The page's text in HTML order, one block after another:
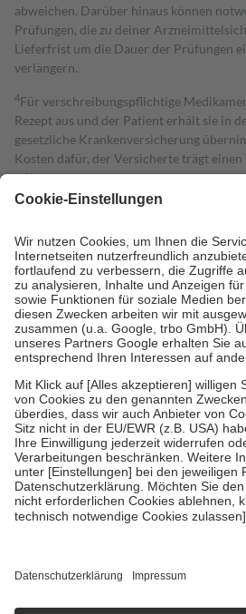
abweichen. Darüber hinaus können
Prüfungen, die zu deiner
Lieferfrist um die Dauer der Prüfungen
verlängern.
4Für verschreibungspflichtige
Rezept aus und der Patient erhält sie in
gesetzliche Krankenversicherung
Kosten dafür, der Versicherte trägt einen
mit.
Grundsätzlich leisten Mitglieder
höchstens zehn Euro.
Es sind jedoch nie
Kosten der Leistung zu entrichten.
Diese Regeln gelten grundsätzlich auch
Bei Heilmitteln und häuslicher
Zuzahlung zehn Prozent der Kosten
Verordnung.
Um das Engagement der Versicherten für
stärken und die besondere Stellung der
fallenkeine Zuzahlungenan bei:
• Kindern und Jugendlichen bis zum
mit Ausnahme der Fahrkosten
• Untersuchungen zur Vorsorge und
GKV getragen werden
• empfohlenen Schutzimpfungen
• Harn- und Blutteststreifen
getroffen, um sicherzustellen, dass es
https://help.etrusted.com/hc/de/articles/